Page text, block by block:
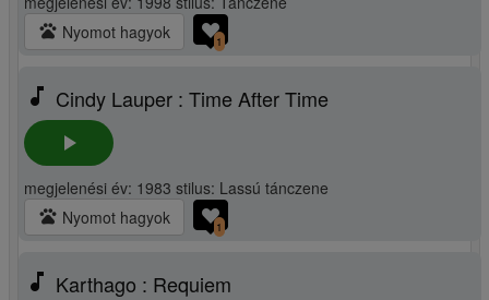
pets Nyomot hagyok 1
music_note Cindy Lauper : Time After Time
play_arrow
megjelenési év: 1983 stilus: Lassú tánczene
pets Nyomot hagyok 1
music_note Karthago : Requiem